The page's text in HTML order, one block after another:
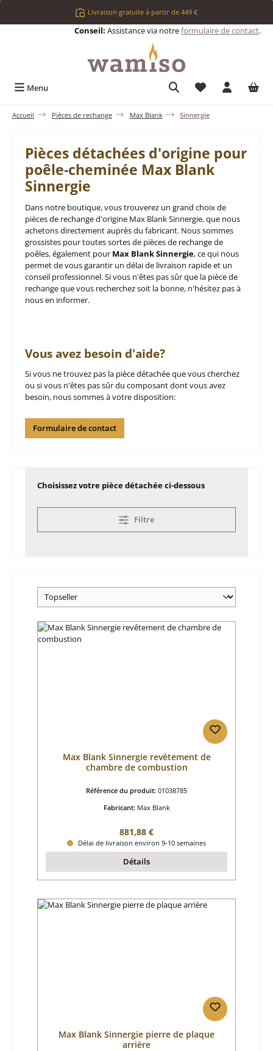
Passer au contenu principalLivraison gratuite à partir de 449 €
Conseil: Assistance via notreformulaire de contact.
Menu Vous avez 0
Accueil Pièces de rechange Max Blank Sinnergie
Pièces détachées d'origine pour
poêle-cheminée Max Blank
Sinnergie
Dans notre boutique, vous trouverez un grand choix de
pièces de rechange d'origine Max Blank Sinnergie, que nous
achetons directement auprès du fabricant. Nous sommes
grossistes pour toutes sortes de pièces de rechange de
poêles, également pour Max Blank Sinnergie, ce qui nous
permet de vous garantir un délai de livraison rapide et un
conseil professionnel. Si vous n'êtes pas sûr que la pièce de
rechange que vous recherchez soit la bonne, n'hésitez pas à
nous en informer.
Vous avez besoin d'aide?
Si vous ne trouvez pas la pièce détachée que vous cherchez
ou si vous n'êtes pas sûr du composant dont vous avez
besoin, nous sommes à votre disposition:
Formulaire de contact
Choisissez votre pièce détachée ci-dessous
Filtre
Max Blank Sinnergie revêtement de
chambre de combustion
Référence du produit: 01038785
Fabricant: Max Blank
Prix régulier :
881,88 €
Délai de livraison environ 9-10 semaines
Détails
Max Blank Sinnergie pierre de plaque
arrière